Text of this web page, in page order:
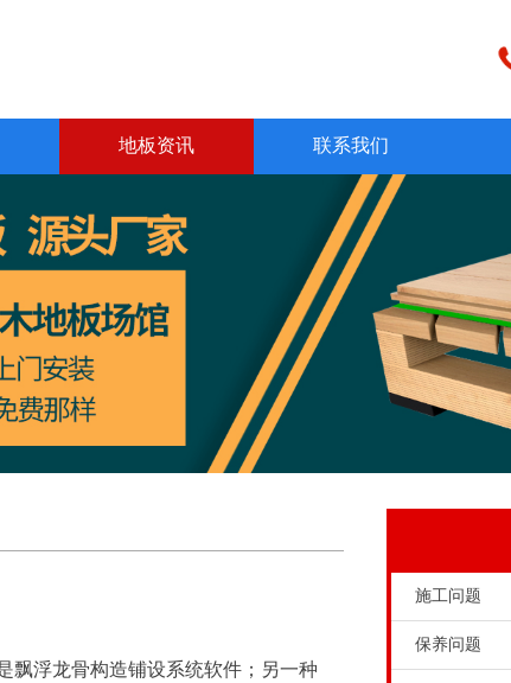
地板资讯 联系我们
飘浮龙骨构造铺设系统软件；另一种
施工问题
保养问题